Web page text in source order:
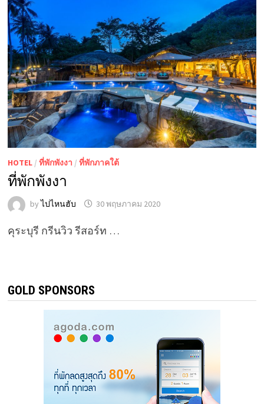
HOTEL/ ที่พักพังงา / ที่พักภาคใต้
ที่พักพังงา
byไปไหนฮับ 30 พฤษภาคม 2020
คุระบุรี กรีนวิว รีสอร์ท …
GOLD SPONSORS